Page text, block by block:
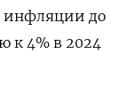
инфляции до
к 4% в 2024